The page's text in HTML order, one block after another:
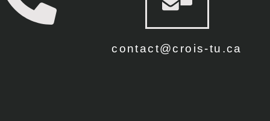
contact@crois-tu.ca